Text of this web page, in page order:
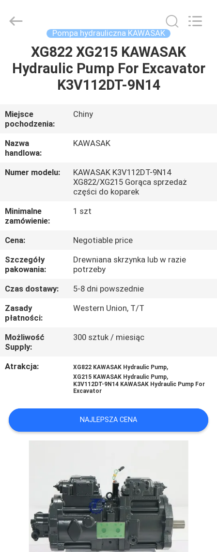
PRODUKTY
FILMY
POKAZ
VR
NAS
WYCIECZKA
PO
FABRYCE
KONTROLA
JAKOŚCI
SKONTAKTUJ
SIĘ
AKTUALNOŚCI
PRZYPADKI
POPROSIĆ
O
WYCENĘ
Machinery
Pompa hydrauliczna KAWASAK
XG822 XG215 KAWASAK
Hydraulic Pump For Excavator
K3V112DT-9N14
Miejsce
pochodzenia:
Chiny
Nazwa
handlowa:
KAWASAK
Numer modelu:
KAWASAK K3V112DT-9N14
XG822/XG215 Gorąca sprzedaż
części do koparek
Minimalne
zamówienie:
1 szt
Cena:
Negotiable price
Szczegóły
pakowania:
Drewniana skrzynka lub w razie
potrzeby
Czas dostawy:
5-8 dni powszednie
Zasady
płatności:
Western Union, T/T
Możliwość
Supply:
300 sztuk / miesiąc
Atrakcja: XG822 KAWASAK Hydraulic Pump,
XG215 KAWASAK Hydraulic Pump,
K3V112DT-9N14 KAWASAK Hydraulic Pump For
Excavator
NAJLEPSZA CENA